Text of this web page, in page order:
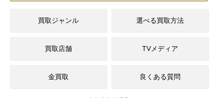
買取ジャンル 選べる買取方法
買取店舗 TVメディア
金買取 良くある質問